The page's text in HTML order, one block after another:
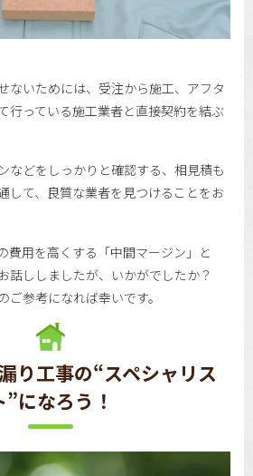
ないためには、受注から施工、アフタ
行っている施工業者と直接契約を結ぶ
などをしっかりと確認する、相見積も
して、良質な業者を見つけることをお
費用を高くする「中間マージン」と
話ししましたが、いかがでしたか？
参考になれば幸いです。
り工事の“スペシャリス
”になろう！